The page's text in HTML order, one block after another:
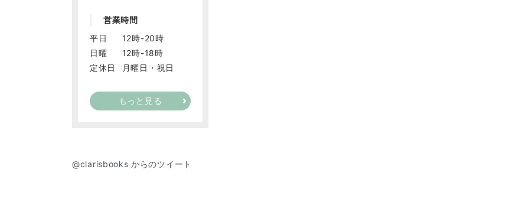
営業時間
平日
12時-20時
日曜
12時-18時
定休日
月曜日・祝日
もっと見る
@clarisbooks からのツイート